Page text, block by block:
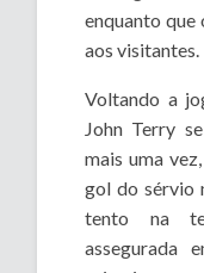
enquanto
aos visitantes.
Voltando a
John Terry
mais uma
gol do sérvio
tento na
assegurada